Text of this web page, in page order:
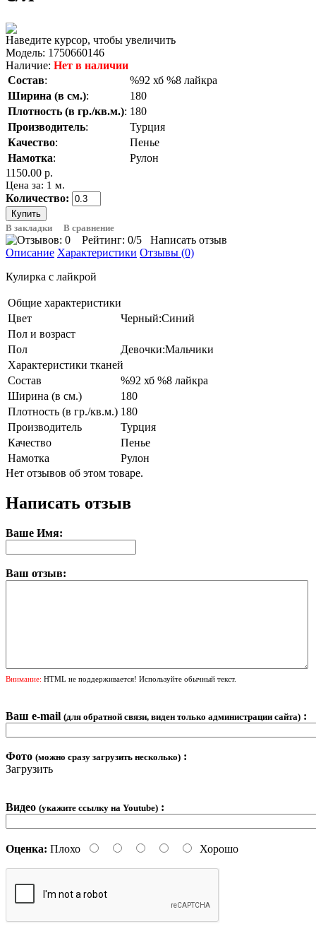
Наведите курсор, чтобы увеличить
Модель: 1750660146
Наличие: Нет в наличии
Состав:
%92 хб %8 лайкра
Ширина (в см.):
180
Плотность (в гр./кв.м.): 180
Производитель:
Турция
Качество:
Пенье
Намотка:
Рулон
1150.00 р.
Цена за: 1 м.
Количество:
В закладки В сравнение
Рейтинг: 0/5
Написать отзыв
Описание Характеристики Отзывы (0)
Кулирка с лайкрой
Общие характеристики
Цвет
Черный:Синий
Пол и возраст
Пол
Девочки:Мальчики
Характеристики тканей
Состав
%92 хб %8 лайкра
Ширина (в см.)
180
Плотность (в гр./кв.м.) 180
Производитель
Турция
Качество
Пенье
Намотка
Рулон
Нет отзывов об этом товаре.
Написать отзыв
Ваше Имя:
Ваш отзыв:
Внимание: HTML не поддерживается! Используйте обычный текст.
Ваш e-mail (для обратной связи, виден только администрации сайта) :
Фото (можно сразу загрузить несколько) :
Загрузить
Видео (укажите ссылку на Youtube) :
Оценка: Плохо Хорошо